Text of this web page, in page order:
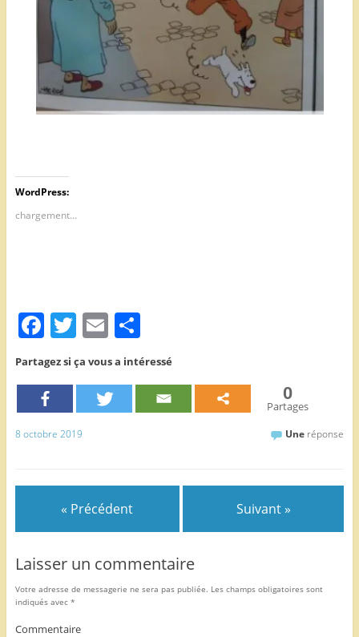
WordPress:
chargement…
F
a
c
e
b
o
T
w
itt
er
E
m
ai
l
P
ar
ta
Partagez si ça vous a intéressé
0
Partages
8 octobre 2019 Une réponse
« Précédent Suivant »
Laisser un commentaire
Votre adresse de messagerie ne sera pas publiée. Les champs obligatoires sont
indiqués avec *
Commentaire